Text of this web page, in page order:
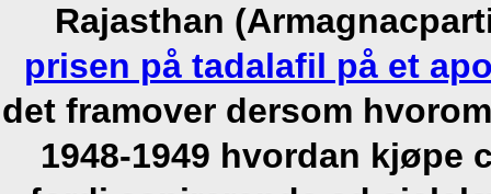
Rajasthan
prisen på tadalafil på et
det framover dersom
1948-1949 hvordan kjøpe